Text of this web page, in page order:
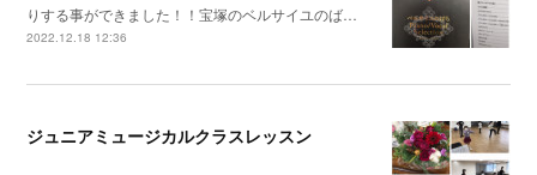
りする事ができました！！宝塚のベルサイユのば…
2022.12.18 12:36
ジュニアミュージカルクラスレッスン